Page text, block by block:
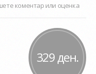
коментар или оценка
329 ден.